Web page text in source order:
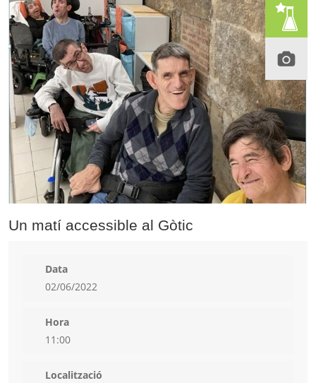
Un matí accessible al Gòtic
Data
02/06/2022
Hora
11:00
Localització